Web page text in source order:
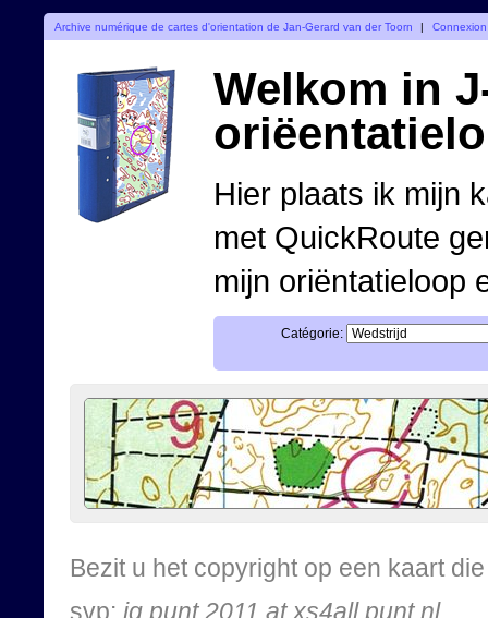
Archive numérique de cartes d'orientation de Jan-Gerard van der Toorn | Connexion
Welkom in
Hier plaats ik mijn
met QuickRoute
mijn oriëntatieloop
Catégorie:
Bezit u het copyright op een kaart
svp: jg punt 2011 at xs4all punt nl.